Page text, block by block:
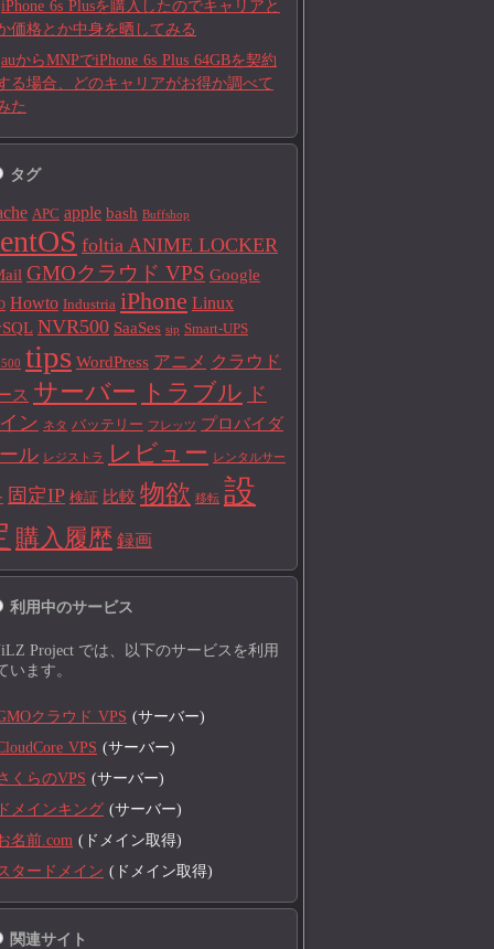
iPhone 6s Plusを購入したのでキャリアと
価格とか中身を晒してみる
auからMNPでiPhone 6s Plus 64GBを契約
る場合、どのキャリアがお得か調べて
た
タグ
APC apple bash Buffshop
foltia ANIME LOCKER
GMOクラウド VPS Google
Howto Industria iPhone Linux
NVR500 SaaSes sip Smart-UPS
tips WordPress アニメ クラウド
ス サーバー トラブル ド
ン ネタ バッテリー フレッツ プロバイダ
ル レジストラ レビュー レンタルサー
固定IP 検証 比較 物欲 移転 設
購入履歴 録画
利用中のサービス
Project では、以下のサービスを利用
います。
クラウド VPS (サーバー)
VPS (サーバー)
くらのVPS (サーバー)
メインキング (サーバー)
名前.com (ドメイン取得)
タードメイン (ドメイン取得)
関連サイト